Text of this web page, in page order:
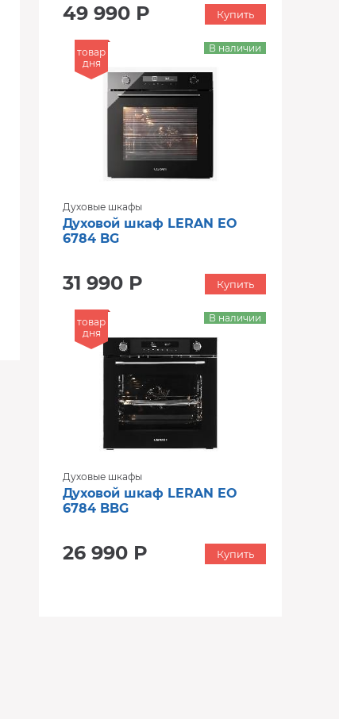
49 990 Р Купить
товар
дня
Духовые шкафы
Духовой шкаф LERAN EO
6784 BG
31 990 Р
В наличии
Купить
товар
дня
Духовые шкафы
Духовой шкаф LERAN EO
6784 BBG
26 990 Р
В наличии
Купить